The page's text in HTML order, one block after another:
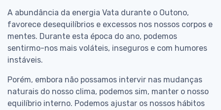
A abundância da energia Vata durante o Outono,
favorece desequilíbrios e excessos nos nossos corpos e
mentes. Durante esta época do ano, podemos
sentirmo-nos mais voláteis, inseguros e com humores
instáveis.
Porém, embora não possamos intervir nas mudanças
naturais do nosso clima, podemos sim, manter o nosso
equilíbrio interno. Podemos ajustar os nossos hábitos